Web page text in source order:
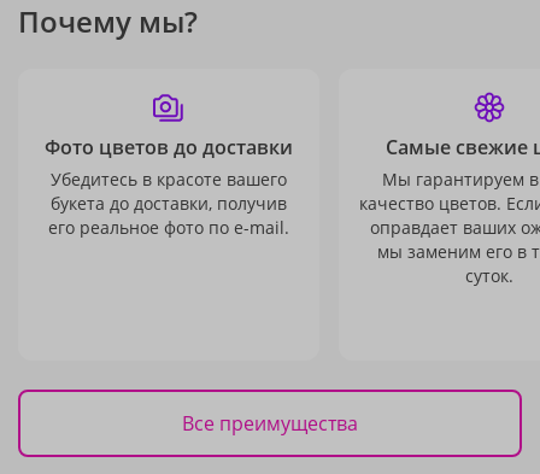
Почему мы?
Фото цветов до доставки
Убедитесь в красоте вашего
букета до доставки, получив
его реальное фото по e-mail.
Самые свежие
Мы гарантируем
качество цветов.
оправдает ваших
мы заменим его в
суток.
Все преимущества